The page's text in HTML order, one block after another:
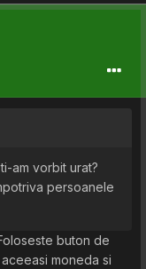
am vorbit urat?
persoanele
buton de
moneda si